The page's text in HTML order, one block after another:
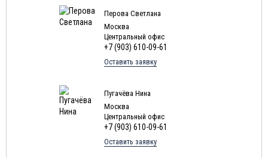
Перова Светлана
Москва
Центральный офис
+7 (903) 610-09-61
Оставить заявку
Пугачёва Нина
Москва
Центральный офис
+7 (903) 610-09-61
Оставить заявку